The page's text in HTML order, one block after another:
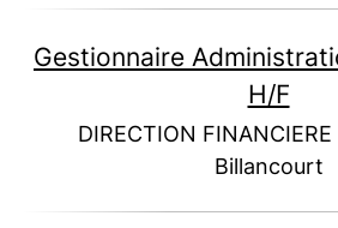
Gestionnaire
H/F
DIRECTION FINANCIERE
Billancourt